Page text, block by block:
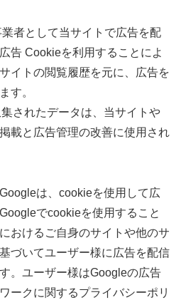
者として当サイトで広告を配
告 Cookieを利用することによ
イトの閲覧履歴を元に、広告を
す。
されたデータは、当サイトや
載と広告管理の改善に使用され
は、cookieを使用して広
でcookieを使用すること
おけるご自身のサイトや他のサ
づいてユーザー様に広告を配信
。ユーザー様はGoogleの広告
ークに関するプライバシーポリ